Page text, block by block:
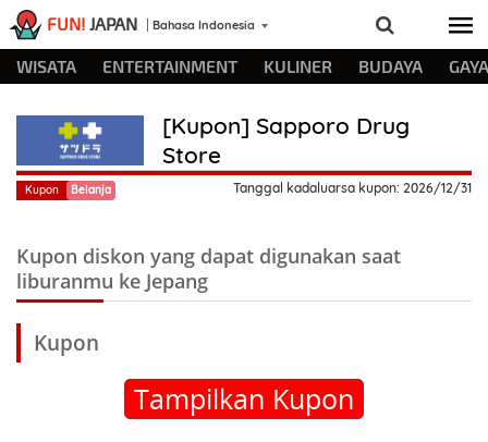
FUN! JAPAN Bahasa Indonesia
WISATA ENTERTAINMENT KULINER BUDAYA
[Kupon] Sapporo Drug
Store
Kupon Belanja Tanggal kadaluarsa kupon: 2026/12/31
Kupon diskon yang dapat digunakan saat
liburanmu ke Jepang
Kupon
Tampilkan Kupon